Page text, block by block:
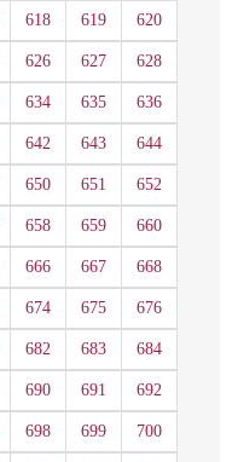
618 619 620
626 627 628
634 635 636
642 643 644
650 651 652
658 659 660
666 667 668
674 675 676
682 683 684
690 691 692
698 699 700